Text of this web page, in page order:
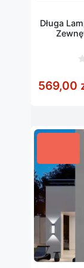
Długa
5
569,00